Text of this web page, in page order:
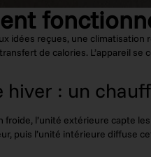
idées reçues, une
de calories. L’appareil
hiver : un
froide, l’unité extérieure capte
puis l’unité intérieure diffuse